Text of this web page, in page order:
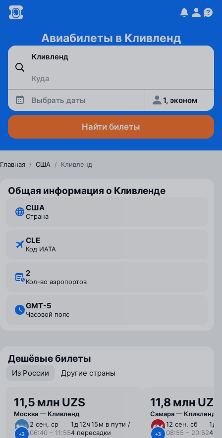
Авиабилеты в Кливленд
Выбрать даты 1, эконом
Найти билеты
Главная / США / Кливленд
Общая информация о Кливленде
США
Страна
CLE
Код ИАТА
2
Кол-во аэропортов
GMT-5
Часовой пояс
Дешёвые билеты
Из России Другие страны
11,5 млн UZS
Москва — Кливленд
+2
2 сен, ср
06:40 – 11:55
1 ⁠д 12 ⁠ч 15 ⁠м в пути /
4 пересадки
11,8 млн UZS
Самара — Кливленд
+3
12 сен, сб
08:55 – 20:52
1 ⁠д
4